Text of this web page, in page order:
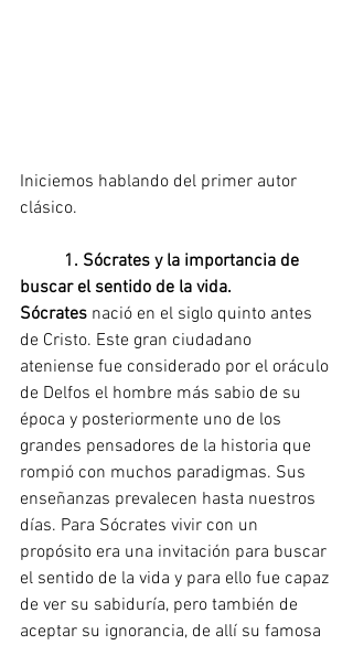
Iniciemos hablando del primer autor
clásico.
1. Sócrates y la importancia de
buscar el sentido de la vida.
Sócrates nació en el siglo quinto antes
de Cristo. Este gran ciudadano
ateniense fue considerado por el oráculo
de Delfos el hombre más sabio de su
época y posteriormente uno de los
grandes pensadores de la historia que
rompió con muchos paradigmas. Sus
enseñanzas prevalecen hasta nuestros
días. Para Sócrates vivir con un
propósito era una invitación para buscar
el sentido de la vida y para ello fue capaz
de ver su sabiduría, pero también de
aceptar su ignorancia, de allí su famosa